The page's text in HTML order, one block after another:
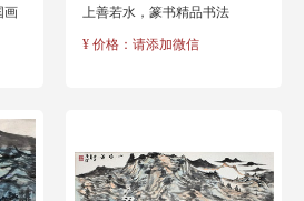
画
上善若水，篆书精品书法
¥ 价格：请添加微信